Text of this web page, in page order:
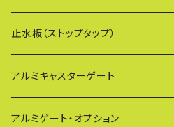
止水板（ストップタップ）
アルミキャスターゲート
EXG（傾斜地対応アルミゲート）
アルミゲート・オプション